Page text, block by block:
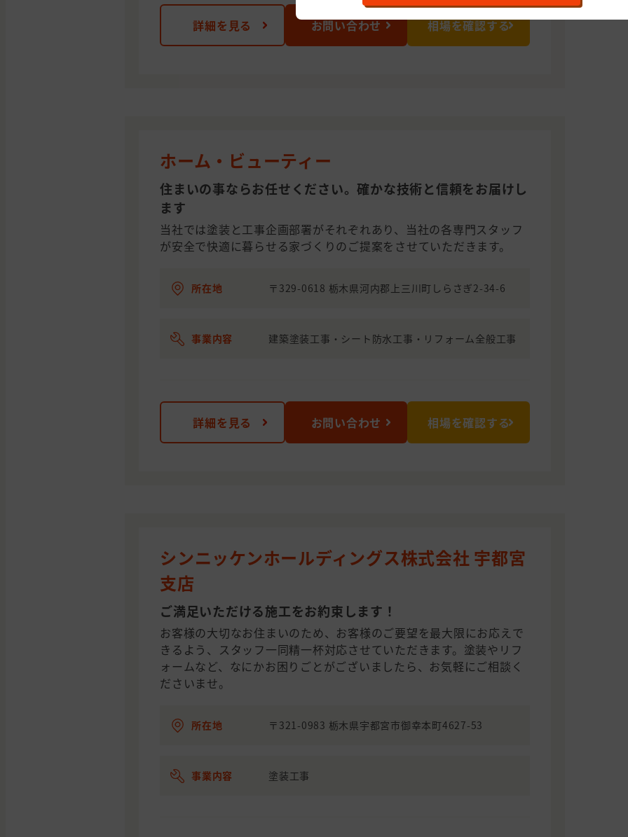
詳細を見る お問い合わせ 相場を確認する
ホーム・ビューティー
住まいの事ならお任せください。確かな技術と信頼をお届けし
ます
当社では塗装と工事企画部署がそれぞれあり、当社の各専門スタッフ
が安全で快適に暮らせる家づくりのご提案をさせていただきます。
所在地 〒329-0618 栃木県河内郡上三川町しらさぎ2-34-6
事業内容 建築塗装工事・シート防水工事・リフォーム全般工事
詳細を見る お問い合わせ 相場を確認する
シンニッケンホールディングス株式会社 宇都宮
支店
ご満足いただける施工をお約束します！
お客様の大切なお住まいのため、お客様のご要望を最大限にお応えで
きるよう、スタッフ一同精一杯対応させていただきます。塗装やリフ
ォームなど、なにかお困りごとがございましたら、お気軽にご相談く
ださいませ。
所在地 〒321-0983 栃木県宇都宮市御幸本町4627-53
事業内容 塗装工事